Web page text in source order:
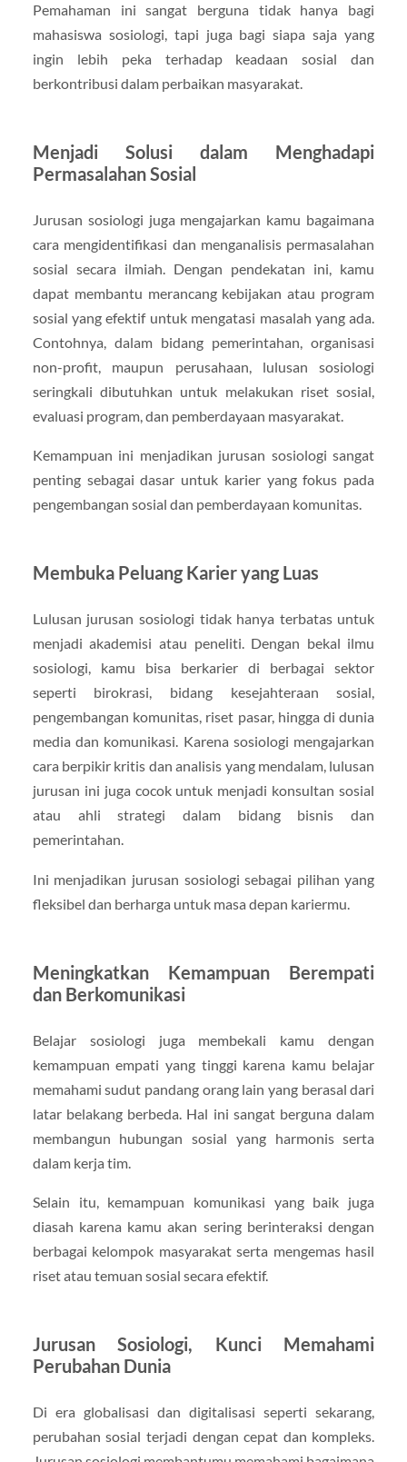
Pemahaman ini sangat berguna tidak hanya bagi
mahasiswa sosiologi, tapi juga bagi siapa saja yang
ingin lebih peka terhadap keadaan sosial dan
berkontribusi dalam perbaikan masyarakat.
Menjadi Solusi dalam Menghadapi
Permasalahan Sosial
Jurusan sosiologi juga mengajarkan kamu bagaimana
cara mengidentifikasi dan menganalisis permasalahan
sosial secara ilmiah. Dengan pendekatan ini, kamu
dapat membantu merancang kebijakan atau program
sosial yang efektif untuk mengatasi masalah yang ada.
Contohnya, dalam bidang pemerintahan, organisasi
non-profit, maupun perusahaan, lulusan sosiologi
seringkali dibutuhkan untuk melakukan riset sosial,
evaluasi program, dan pemberdayaan masyarakat.
Kemampuan ini menjadikan jurusan sosiologi sangat
penting sebagai dasar untuk karier yang fokus pada
pengembangan sosial dan pemberdayaan komunitas.
Membuka Peluang Karier yang Luas
Lulusan jurusan sosiologi tidak hanya terbatas untuk
menjadi akademisi atau peneliti. Dengan bekal ilmu
sosiologi, kamu bisa berkarier di berbagai sektor
seperti birokrasi, bidang kesejahteraan sosial,
pengembangan komunitas, riset pasar, hingga di dunia
media dan komunikasi. Karena sosiologi mengajarkan
cara berpikir kritis dan analisis yang mendalam, lulusan
jurusan ini juga cocok untuk menjadi konsultan sosial
atau ahli strategi dalam bidang bisnis dan
pemerintahan.
Ini menjadikan jurusan sosiologi sebagai pilihan yang
fleksibel dan berharga untuk masa depan kariermu.
Meningkatkan Kemampuan Berempati
dan Berkomunikasi
Belajar sosiologi juga membekali kamu dengan
kemampuan empati yang tinggi karena kamu belajar
memahami sudut pandang orang lain yang berasal dari
latar belakang berbeda. Hal ini sangat berguna dalam
membangun hubungan sosial yang harmonis serta
dalam kerja tim.
Selain itu, kemampuan komunikasi yang baik juga
diasah karena kamu akan sering berinteraksi dengan
berbagai kelompok masyarakat serta mengemas hasil
riset atau temuan sosial secara efektif.
Jurusan Sosiologi, Kunci Memahami
Perubahan Dunia
Di era globalisasi dan digitalisasi seperti sekarang,
perubahan sosial terjadi dengan cepat dan kompleks.